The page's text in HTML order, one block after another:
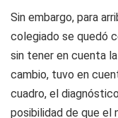
Sin embargo, para
colegiado se quedó
sin tener en cuenta
cambio, tuvo en
cuadro, el
posibilidad de que el